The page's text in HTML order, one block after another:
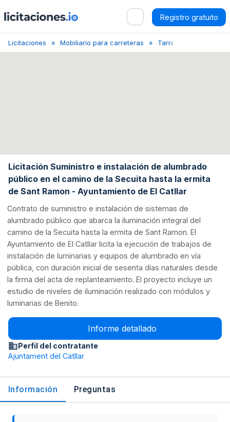
Registro gratuito
Licitaciones Mobiliario para carreteras Tarragona
Licitación Suministro e instalación de alumbrado
público en el camino de la Secuita hasta la ermita
de Sant Ramon - Ayuntamiento de El Catllar
Contrato de suministro e instalación de sistemas de
alumbrado público que abarca la iluminación integral del
camino de la Secuita hasta la ermita de Sant Ramon. El
Ayuntamiento de El Catllar licita la ejecución de trabajos de
instalación de luminarias y equipos de alumbrado en vía
pública, con duración inicial de sesenta días naturales desde
la firma del acta de replanteamiento. El proyecto incluye un
estudio de niveles de iluminación realizado con módulos y
luminarias de Benito.
Informe detallado
Perfil del contratante
Ajuntament del Catllar
Información Preguntas